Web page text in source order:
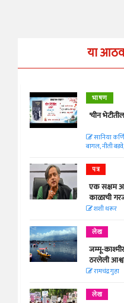
या
भाषण
'चीन
सानिया
बागल, नीती
पत्र
एक सक्षम
काळाची
शशी थरूर
लेख
जम्मू-
ठरलेली
रामचंद्र गुहा
लेख